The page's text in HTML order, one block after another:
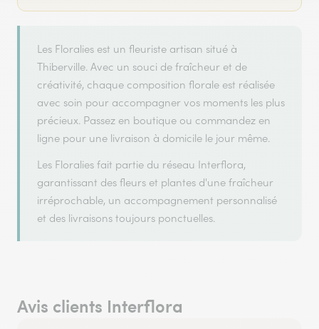
Les Floralies est un fleuriste artisan situé à
Thiberville. Avec un souci de fraîcheur et de
créativité, chaque composition florale est réalisée
avec soin pour accompagner vos moments les plus
précieux. Passez en boutique ou commandez en
ligne pour une livraison à domicile le jour même.
Les Floralies fait partie du réseau Interflora,
garantissant des fleurs et plantes d'une fraîcheur
irréprochable, un accompagnement personnalisé
et des livraisons toujours ponctuelles.
Avis clients Interflora